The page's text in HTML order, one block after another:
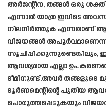
അർജന്റീന, തങ്ങൾ ഒരു
എന്നാൽ യാത്ര ഇവിടെ
നിലനിർത്തുക എന്നതാണ്
വിജയങ്ങൾ അപൂർവമാണെന്ന്
ആവശ്യമായ എല്ലാ
ടീമിനുണ്ട്.അവർ തങ്ങളുടെ
ടൂർണമെന്റിന്റെ പുതിയ
പൊരുത്തപ്പെടുകയും